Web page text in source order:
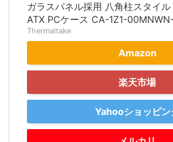
ガラスパネル採用 八角柱スタイ
ATX PCケース CA-1Z1-
Thermaltake
Amazon
楽天市場
Yahooショッピン